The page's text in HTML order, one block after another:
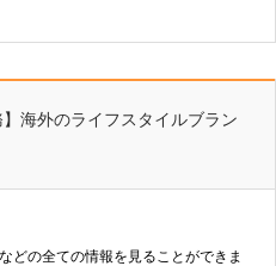
海外のライフスタイルブラン
どの全ての情報を見ることができま